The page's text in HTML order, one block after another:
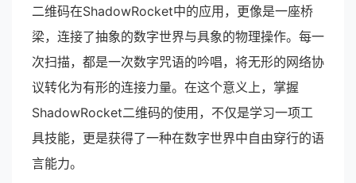
二维码在ShadowRocket中的应用，更像是一座桥
梁，连接了抽象的数字世界与具象的物理操作。每一
次扫描，都是一次数字咒语的吟唱，将无形的网络协
议转化为有形的连接力量。在这个意义上，掌握
ShadowRocket二维码的使用，不仅是学习一项工
具技能，更是获得了一种在数字世界中自由穿行的语
言能力。